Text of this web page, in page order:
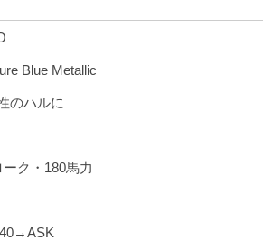
Blue Metallic
のハルに
ク・180馬力